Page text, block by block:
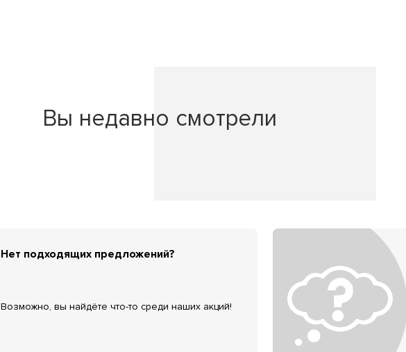
Вы недавно смотрели
Нет подходящих предложений?
Возможно, вы найдёте что-то среди наших акций!